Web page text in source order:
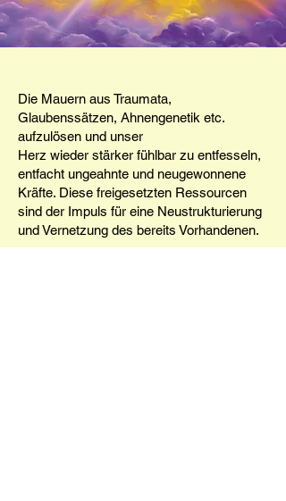
Die Mauern aus Traumata,
Glaubenssätzen, Ahnengenetik etc.
aufzulösen und unser
Herz wieder stärker fühlbar zu entfesseln,
entfacht ungeahnte und neugewonnene
Kräfte. Diese freigesetzten Ressourcen
sind der Impuls für eine Neustrukturierung
und Vernetzung des bereits Vorhandenen.